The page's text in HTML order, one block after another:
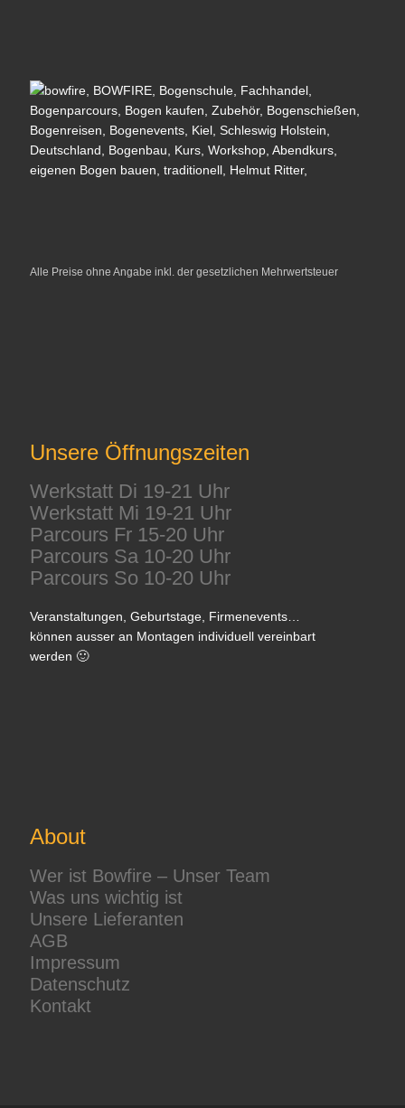
Alle Preise ohne Angabe inkl. der gesetzlichen Mehrwertsteuer
Unsere Öffnungszeiten
Werkstatt Di 19-21 Uhr
Werkstatt Mi 19-21 Uhr
Parcours Fr 15-20 Uhr
Parcours Sa 10-20 Uhr
Parcours So 10-20 Uhr
Veranstaltungen, Geburtstage, Firmenevents…
können ausser an Montagen individuell vereinbart
werden 🙂
About
Wer ist Bowfire – Unser Team
Was uns wichtig ist
Unsere Lieferanten
AGB
Impressum
Datenschutz
Kontakt